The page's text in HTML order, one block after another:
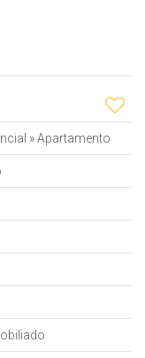
andar
»Apartamento